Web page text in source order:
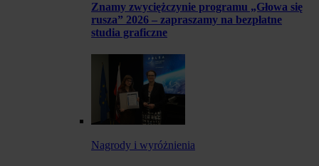
Znamy zwyciężczynie programu „Głowa się
rusza” 2026 – zapraszamy na bezpłatne
studia graficzne
Nagrody i wyróżnienia